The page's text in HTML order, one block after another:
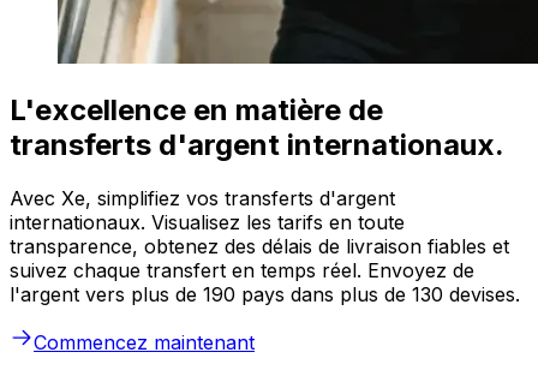
L'excellence en matière de
transferts d'argent internationaux.
Avec Xe, simplifiez vos transferts d'argent
internationaux. Visualisez les tarifs en toute
transparence, obtenez des délais de livraison fiables et
suivez chaque transfert en temps réel. Envoyez de
l'argent vers plus de 190 pays dans plus de 130 devises.
Commencez maintenant